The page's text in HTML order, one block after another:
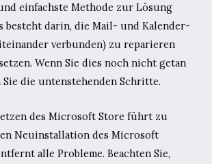
einfachste Methode zur Lösung
besteht darin, die Mail- und Kalender-
verbunden) zu reparieren
Wenn Sie dies noch nicht getan
Sie die untenstehenden Schritte.
des Microsoft Store führt zu
Neuinstallation des Microsoft
alle Probleme. Beachten Sie,